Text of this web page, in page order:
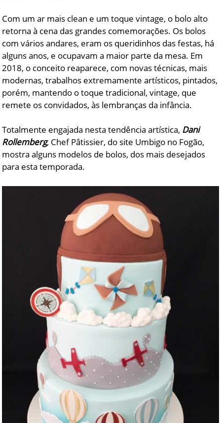
Com um ar mais clean e um toque vintage, o bolo alto
retorna à cena das grandes comemorações. Os bolos
com vários andares, eram os queridinhos das festas, há
alguns anos, e ocupavam a maior parte da mesa. Em
2018, o conceito reaparece, com novas técnicas, mais
modernas, trabalhos extremamente artísticos, pintados,
porém, mantendo o toque tradicional, vintage, que
remete os convidados, às lembranças da infância.
Totalmente engajada nesta tendência artística, Dani
Rollemberg, Chef Pâtissier, do site Umbigo no Fogão,
mostra alguns modelos de bolos, dos mais desejados
para esta temporada.